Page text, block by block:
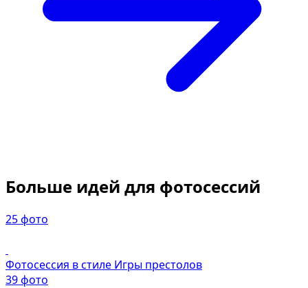
Больше идей для фотосессий
25 фото
Фотосессия в стиле Игры престолов
39 фото